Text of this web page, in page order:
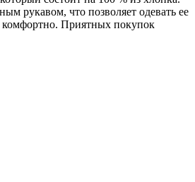
рукавом, что позволяет одевать ее
комфортно. Приятных покупок